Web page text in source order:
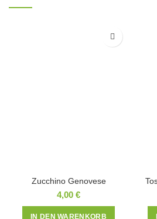
Zucchino Genovese
4,00 €
IN DEN WARENKORB